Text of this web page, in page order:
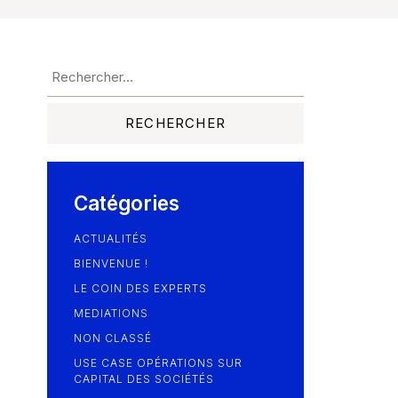
Catégories
ACTUALITÉS
BIENVENUE !
LE COIN DES EXPERTS
MEDIATIONS
NON CLASSÉ
USE CASE OPÉRATIONS SUR
CAPITAL DES SOCIÉTÉS